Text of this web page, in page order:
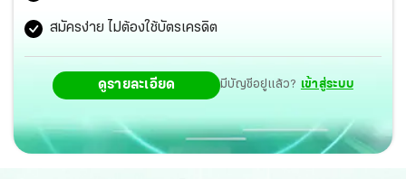
สมัครง่าย ไม่ต้องใช้บัตรเครดิต
ดูรายละเอียด มีบัญชีอยู่แล้ว? เข้าสู่ระบบ